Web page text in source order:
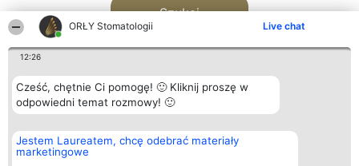
ORŁY Stomatologii Live chat
12:26
Cześć, chętnie Ci pomogę! 🙂 Kliknij proszę w
odpowiedni temat rozmowy! 🙂
Jestem Laureatem, chcę odebrać materiały
marketingowe
Szukaj
Organizator plebiscytu
Bright Side Solutions sp. z o.
o. sp. k.
Plebiscyt
Laureaci
Kontakt
Kontakt